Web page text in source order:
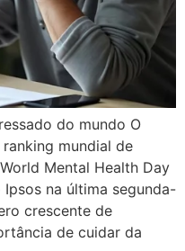
do mundo O
mundial de
Mental Health Day
na última segunda-
crescente de
de cuidar da